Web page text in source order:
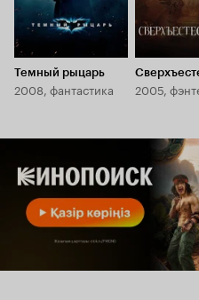
Темный рыцарь
2008, фантастика 2005,